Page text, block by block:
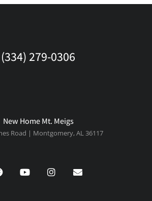
(334) 279-0306
New Home Mt. Meigs
Road | Montgomery, AL 36117